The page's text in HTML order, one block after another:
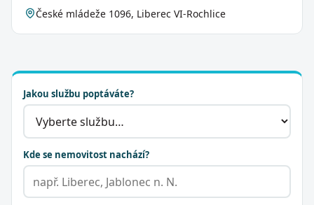
České mládeže 1096, Liberec VI-Rochlice
Jakou službu poptáváte?
Kde se nemovitost nachází?